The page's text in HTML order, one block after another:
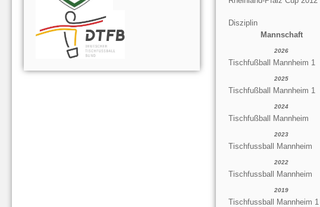
Disziplin
Mannschaft
2026
Tischfußball Mannheim 1
2025
Tischfußball Mannheim 1
2024
Tischfußball Mannheim
2023
Tischfussball Mannheim
2022
Tischfussball Mannheim
2019
Tischfussball Mannheim 1